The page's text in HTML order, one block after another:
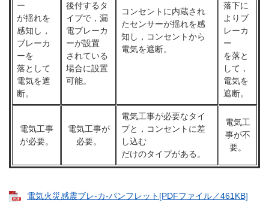
ー
が揺れを
感知し，
ブレーカ
ーを
落として
電気を遮
断。
後付するタ
イプで，漏
電ブレーカ
ーが設置
されている
場合に設置
可能。
コンセントに内蔵され
たセンサーが揺れを感
知し，コンセントから
電気を遮断。
落下に
よりブ
レーカ
ー
を落と
して，
電気を
遮断。
電気工事
が必要。
電気工事が
必要。
電気工事が必要なタイ
プと，コンセントに差
し込む
だけのタイプがある。
電気工
事が不
要。
電気火災感震ブレ-カ-パンフレット[PDFファイル／461KB]